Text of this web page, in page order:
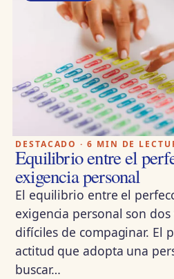
DESTACADO · 6 MIN DE
Equilibrio entre el
exigencia personal
El equilibrio entre el
exigencia personal son dos
difíciles de compaginar. El
actitud que adopta una
buscar…